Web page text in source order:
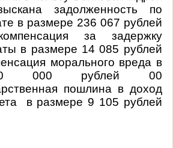
задолженность по
в размере 236 067 рублей
за задержку
в размере 14 085 рублей
морального вреда в
000 рублей 00
пошлина в доход
в размере 9 105 рублей